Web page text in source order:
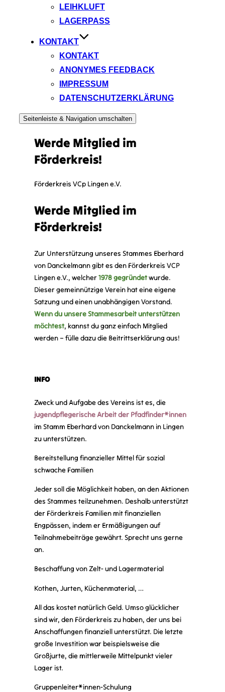
LEIHKLUFT
LAGERPASS
KONTAKT
KONTAKT
ANONYMES FEEDBACK
IMPRESSUM
DATENSCHUTZERKLÄRUNG
Seitenleiste & Navigation umschalten
Werde Mitglied im
Förderkreis!
Förderkreis VCp Lingen e.V.
Werde Mitglied im
Förderkreis!
Zur Unterstützung unseres Stammes Eberhard
von Danckelmann gibt es den Förderkreis VCP
Lingen e.V., welcher1978 gegründetwurde.
Dieser gemeinnützige Verein hat eine eigene
Satzung und einen unabhängigen Vorstand.
Wenn du unsere Stammesarbeit unterstützen
möchtest, kannst du ganz einfach Mitglied
werden – fülle dazu die Beitrittserklärung aus!
INFO
Zweck und Aufgabe des Vereins ist es, die
jugendpflegerische Arbeit der Pfadfinder*innen
im Stamm Eberhard von Danckelmann in Lingen
zu unterstützen.
Bereitstellung finanzieller Mittel für sozial
schwache Familien
Jeder soll die Möglichkeit haben, an den Aktionen
des Stammes teilzunehmen. Deshalb unterstützt
der Förderkreis Familien mit finanziellen
Engpässen, indem er Ermäßigungen auf
Teilnahmebeiträge gewährt. Sprecht uns gerne
an.
Beschaffung von Zelt- und Lagermaterial
Kothen, Jurten, Küchenmaterial, …
All das kostet natürlich Geld. Umso glücklicher
sind wir, den Förderkreis zu haben, der uns bei
Anschaffungen finanziell unterstützt. Die letzte
große Investition war beispielsweise die
Großjurte, die mittlerweile Mittelpunkt vieler
Lager ist.
Gruppenleiter*innen-Schulung